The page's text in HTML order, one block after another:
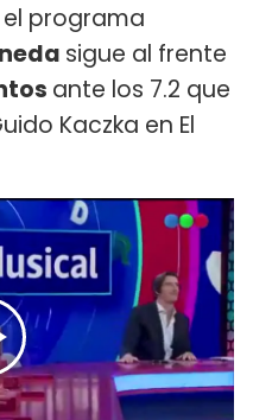
el programa
sigue al frente
ante los 7.2 que
Kaczka en El